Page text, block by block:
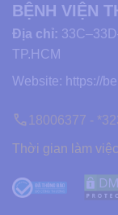
BỆNH VIỆN
Địa chỉ:
TP.HCM
Website: https://
18006377 -
Thời gian làm